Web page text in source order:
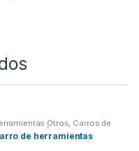
Otros, Carros de
| Bancos
de herramientas